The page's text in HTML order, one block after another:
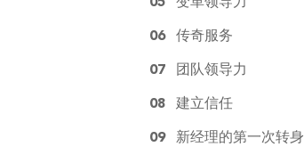
06 传奇服务
07 团队领导力
08 建立信任
09 新经理的第一次转身